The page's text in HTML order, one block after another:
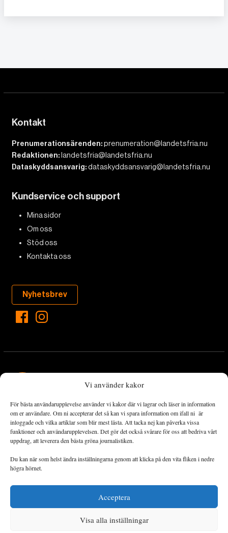
Vi använder kakor
För bästa användarupplevelse använder vi kakor där vi lagrar och läser in information
om er användare. Om ni accepterar det så kan vi spara information om ifall ni är
inloggade och vilka artiklar som blir mest lästa. Att tacka nej kan påverka vissa
funktioner och användarupplevelsen. Det gör det också svårare för oss att bedriva vårt
uppdrag, att leverera den bästa gröna journalistiken.
Du kan när som helst ändra inställningarna genom att klicka på den vita fliken i nedre
högra hörnet.
Acceptera
Visa alla inställningar
Kontakt
Prenumerationsärenden:prenumeration@landetsfria.nu
Redaktionen:landetsfria@landetsfria.nu
Dataskyddsansvarig:dataskyddsansvarig@landetsfria.nu
Kundservice och support
Mina sidor
Om oss
Stöd oss
Kontakta oss
Nyhetsbrev
Landets Fria Tidning är en nyhetstidning med bred bevakning av
det viktigaste som händer lokalt och globalt och med fokus på
omställningsrörelsen. En omställning till ett hållbart samhälle går
både via starka och lika rättigheter för alla människor, minskade
ekonomiska och sociala klyftor, samt utrymme för allt levande att
utvecklas och frodas.